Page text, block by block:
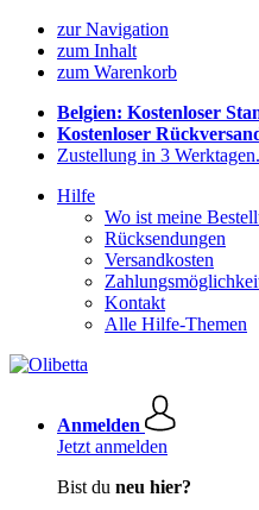
zur Navigation
zum Inhalt
zum Warenkorb
Belgien: Kostenloser
Kostenloser
Zustellung in 3 Werktagen.
Hilfe
Wo ist meine
Rücksendungen
Versandkosten
Kontakt
Alle Hilfe-Themen
Anmelden
Jetzt anmelden
Bist du neu hier?